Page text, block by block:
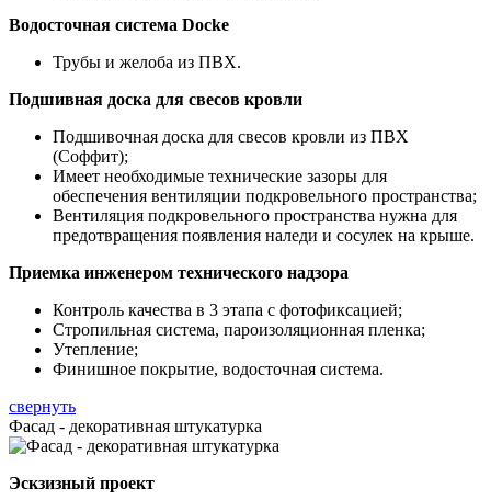
Водосточная система Docke
Трубы и желоба из ПВХ.
Подшивная доска для свесов кровли
Подшивочная доска для свесов кровли из ПВХ
(Соффит);
Имеет необходимые технические зазоры для
обеспечения вентиляции подкровельного пространства;
Вентиляция подкровельного пространства нужна для
предотвращения появления наледи и сосулек на крыше.
Приемка инженером технического надзора
Контроль качества в 3 этапа с фотофиксацией;
Стропильная система, пароизоляционная пленка;
Утепление;
Финишное покрытие, водосточная система.
свернуть
Фасад - декоративная штукатурка
Эскзизный проект